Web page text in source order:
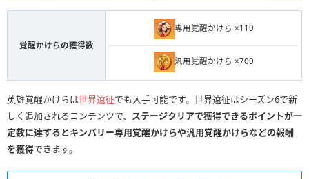
覚醒かけらの獲得数
専用覚醒かけら ×110
汎用覚醒かけら ×700
英雄覚醒かけらは世界遠征でも入手可能です。世界遠征はシーズン6で新
しく追加されるコンテンツで、 ステージクリアで獲得できるポイントが一
定数に達するとキンバリー専用覚醒かけらや汎用覚醒かけらなどの報酬
を獲得できます。